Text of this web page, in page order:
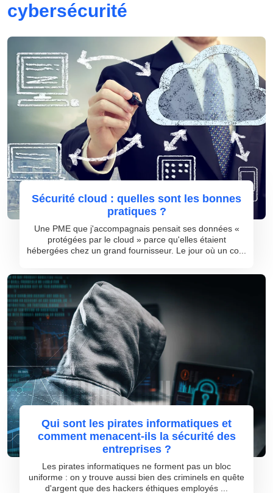
cybersécurité
Sécurité cloud : quelles sont les bonnes
pratiques ?
Une PME que j'accompagnais pensait ses données «
protégées par le cloud » parce qu'elles étaient
hébergées chez un grand fournisseur. Le jour où un co...
Qui sont les pirates informatiques et
comment menacent-ils la sécurité des
entreprises ?
Les pirates informatiques ne forment pas un bloc
uniforme : on y trouve aussi bien des criminels en quête
d'argent que des hackers éthiques employés ...